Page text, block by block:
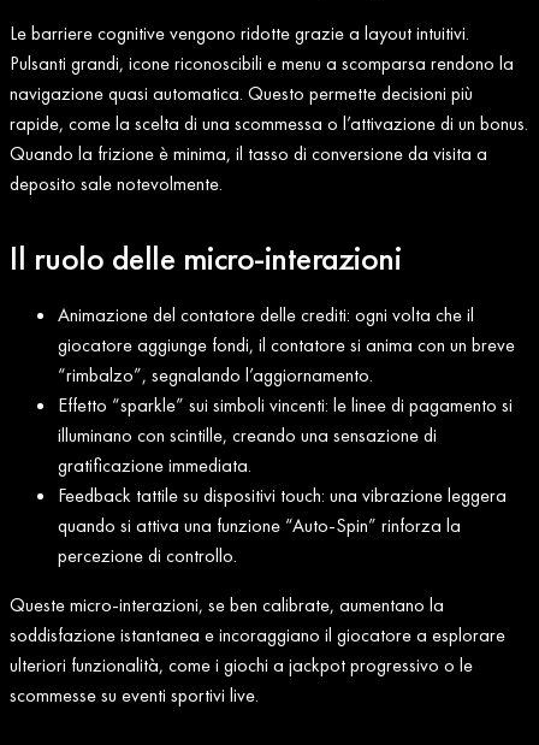
Le barriere cognitive vengono ridotte grazie a layout intuitivi.
Pulsanti grandi, icone riconoscibili e menu a scomparsa rendono la
navigazione quasi automatica. Questo permette decisioni più
rapide, come la scelta di una scommessa o l’attivazione di un bonus.
Quando la frizione è minima, il tasso di conversione da visita a
deposito sale notevolmente.
Il ruolo delle micro‑interazioni
Animazione del contatore delle crediti: ogni volta che il
giocatore aggiunge fondi, il contatore si anima con un breve
“rimbalzo”, segnalando l’aggiornamento.
Effetto “sparkle” sui simboli vincenti: le linee di pagamento si
illuminano con scintille, creando una sensazione di
gratificazione immediata.
Feedback tattile su dispositivi touch: una vibrazione leggera
quando si attiva una funzione “Auto‑Spin” rinforza la
percezione di controllo.
Queste micro‑interazioni, se ben calibrate, aumentano la
soddisfazione istantanea e incoraggiano il giocatore a esplorare
ulteriori funzionalità, come i giochi a jackpot progressivo o le
scommesse su eventi sportivi live.